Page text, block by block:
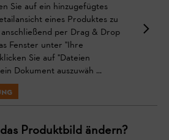
Sie auf ein hinzugefügtes
eines Produktes zu
per Drag & Drop
Fenster unter "Ihre
Sie auf "Dateien
Dokument auszuwäh ...
Produktbild ändern?